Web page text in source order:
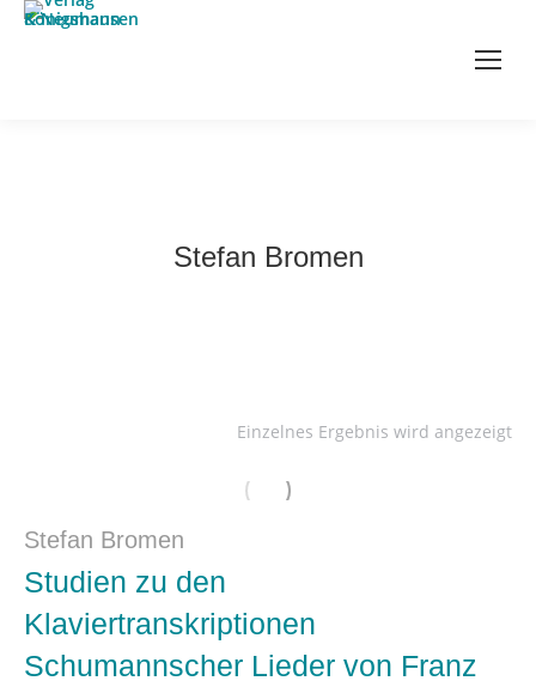
Stefan Bromen
Einzelnes Ergebnis wird angezeigt
Stefan Bromen
Studien zu den
Klaviertranskriptionen
Schumannscher Lieder von Franz